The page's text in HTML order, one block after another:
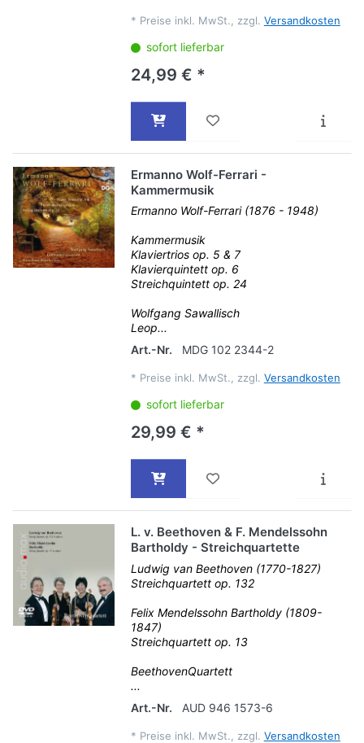
* Preise inkl. MwSt., zzgl. Versandkosten
sofort lieferbar
24,99 € *
Ermanno Wolf-Ferrari -
Kammermusik
Ermanno Wolf-Ferrari (1876 - 1948)
Kammermusik
Klaviertrios op. 5 & 7
Klavierquintett op. 6
Streichquintett op. 24
Wolfgang Sawallisch
Leop...
Art.-Nr.
MDG 102 2344-2
* Preise inkl. MwSt., zzgl. Versandkosten
sofort lieferbar
29,99 € *
L. v. Beethoven & F. Mendelssohn
Bartholdy - Streichquartette
Ludwig van Beethoven (1770-1827)
Streichquartett op. 132
Felix Mendelssohn Bartholdy (1809-
1847)
Streichquartett op. 13
BeethovenQuartett
...
Art.-Nr.
AUD 946 1573-6
* Preise inkl. MwSt., zzgl. Versandkosten